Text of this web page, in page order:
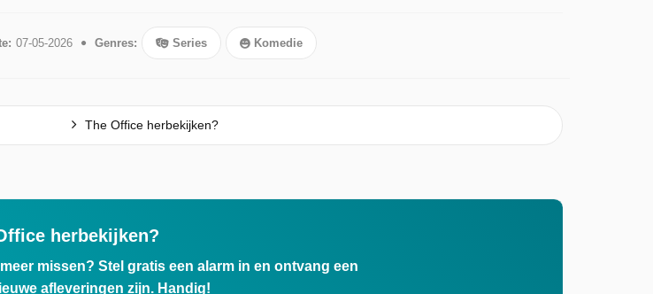
07-05-2026 Genres: Series Komedie
The Office herbekijken?
herbekijken?
missen? Stel gratis een alarm in en ontvang een
afleveringen zijn. Handig!